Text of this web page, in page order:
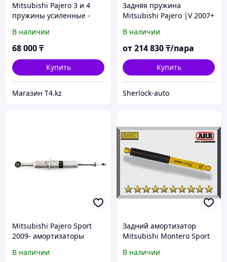
Mitsubishi Pajero 3 и 4
пружины усиленные -
В наличии
68 000₸
Купить
Магазин T4.kz
Задняя пружина
Mitsubishi Pajero |V 2007+
В наличии
от214 830₸/пара
Купить
Sherlock-auto
Mitsubishi Pajero Sport
2009- амортизаторы
PROFENDER Gas
В наличии
Задний амортизатор
Mitsubishi Montero Sport
2"
В наличии